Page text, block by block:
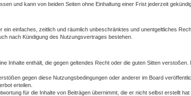
und kann von beiden Seiten ohne Einhaltung einer Frist jederzeit
ein einfaches, zeitlich und räumlich unbeschränktes und unentgeltliches
nach Kündigung des Nutzungsvertrages bestehen.
Inhalte enthält, die gegen geltendes Recht oder die guten Sitten
gegen diese Nutzungsbedingungen oder anderer im Board
erteilen.
für die Inhalte von Beiträgen übernimmt, die er nicht selbst erstellt